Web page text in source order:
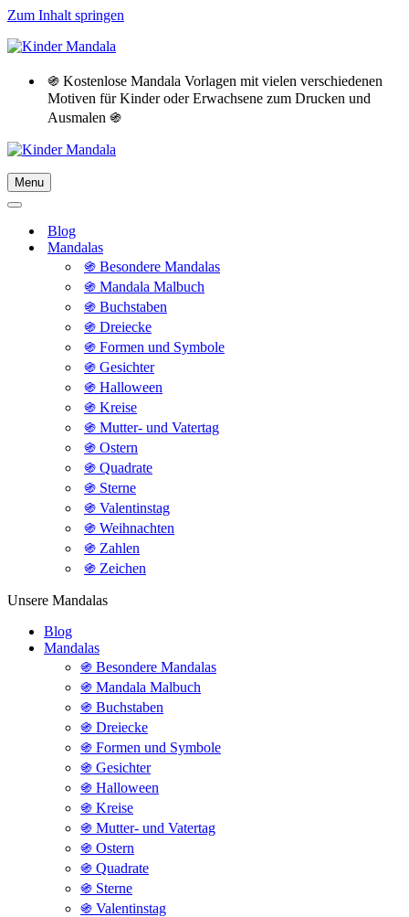
Zum Inhalt springen
֍ Kostenlose Mandala Vorlagen mit vielen verschiedenen
Motiven für Kinder oder Erwachsene zum Drucken und
Ausmalen ֍
Menu
Navigationsmenü
Navigationsmenü
Blog
Mandalas
֍ Besondere Mandalas
֍ Mandala Malbuch
֍ Buchstaben
֍ Dreiecke
֍ Formen und Symbole
֍ Gesichter
֍ Halloween
֍ Kreise
֍ Mutter- und Vatertag
֍ Ostern
֍ Quadrate
֍ Sterne
֍ Valentinstag
֍ Weihnachten
֍ Zahlen
֍ Zeichen
Unsere Mandalas
Blog
Mandalas
֍ Besondere Mandalas
֍ Mandala Malbuch
֍ Buchstaben
֍ Dreiecke
֍ Formen und Symbole
֍ Gesichter
֍ Halloween
֍ Kreise
֍ Mutter- und Vatertag
֍ Ostern
֍ Quadrate
֍ Sterne
֍ Valentinstag